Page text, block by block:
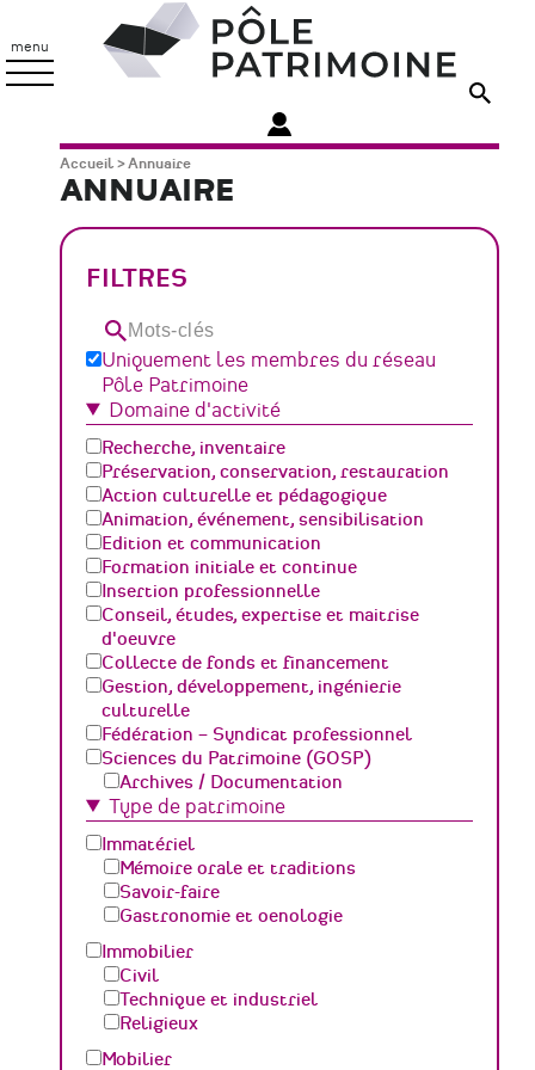
contenu
principal
menu
Patrimoine
Fil
d'Ariane
Accueil Annuaire
ANNUAIRE
FILTRES
Mots-
clésUniquement les membres du réseau
Pôle Patrimoine
Domaine d'activité
Recherche, inventaire
Préservation, conservation, restauration
Action culturelle et pédagogique
Animation, événement, sensibilisation
Edition et communication
Formation initiale et continue
Insertion professionnelle
Conseil, études, expertise et maitrise
d'oeuvre
Collecte de fonds et financement
Gestion, développement, ingénierie
culturelle
Fédération – Syndicat professionnel
Sciences du Patrimoine (GOSP)
Archives / Documentation
Conservation du patrimoine et
Humanités numériques
Relations Publiques (médiation
culturelle et valorisation)
Sciences des matériaux et de l'ingénierie
Type de patrimoine
Immatériel
Mémoire orale et traditions
Savoir-faire
Gastronomie et oenologie
Immobilier
Civil
Technique et industriel
Religieux
Mobilier